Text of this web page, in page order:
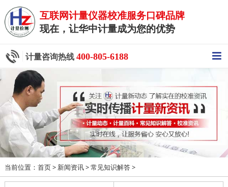
互联网计量仪器校准服务口碑品牌
现在，让华中计量成为您的优势
计量咨询热线 400-805-6188
当前位置： 首页> 新闻资讯> 常见知识解答>